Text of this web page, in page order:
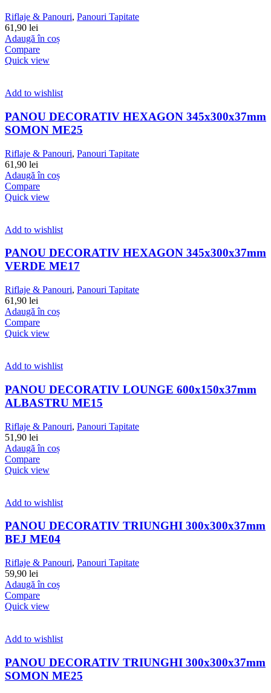
Riflaje & Panouri, Panouri Tapitate
61,90 lei
Adaugă în coș
Compare
Quick view
Add to wishlist
PANOU DECORATIV HEXAGON 345x300x37mm
SOMON ME25
Riflaje & Panouri, Panouri Tapitate
61,90 lei
Adaugă în coș
Compare
Quick view
Add to wishlist
PANOU DECORATIV HEXAGON 345x300x37mm
VERDE ME17
Riflaje & Panouri, Panouri Tapitate
61,90 lei
Adaugă în coș
Compare
Quick view
Add to wishlist
PANOU DECORATIV LOUNGE 600x150x37mm
ALBASTRU ME15
Riflaje & Panouri, Panouri Tapitate
51,90 lei
Adaugă în coș
Compare
Quick view
Add to wishlist
PANOU DECORATIV TRIUNGHI 300x300x37mm
BEJ ME04
Riflaje & Panouri, Panouri Tapitate
59,90 lei
Adaugă în coș
Compare
Quick view
Add to wishlist
PANOU DECORATIV TRIUNGHI 300x300x37mm
SOMON ME25